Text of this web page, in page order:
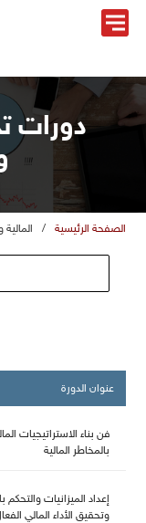
دورات
الصفحة الرئيسية /
عنوان الدورة
فن بناء الاستراتيجيات
بالمخاطر المالية
إعداد الميزانيات والتحكم
وتحقيق الأداء المالي